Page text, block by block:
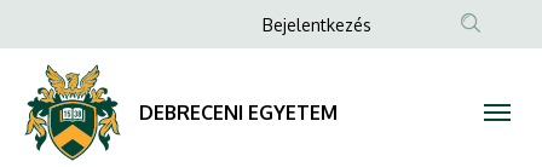
Tőkés
Tibor,
a
tartalomra
Anonim
menüje
Bejelentkezés
DEBRECENI EGYETEM